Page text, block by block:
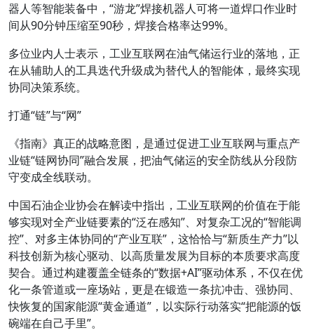
器人等智能装备中，“游龙”焊接机器人可将一道焊口作业时
间从90分钟压缩至90秒，焊接合格率达99%。
多位业内人士表示，工业互联网在油气储运行业的落地，正
在从辅助人的工具迭代升级成为替代人的智能体，最终实现
协同决策系统。
打通“链”与“网”
《指南》真正的战略意图，是通过促进工业互联网与重点产
业链“链网协同”融合发展，把油气储运的安全防线从分段防
守变成全线联动。
中国石油企业协会在解读中指出，工业互联网的价值在于能
够实现对全产业链要素的“泛在感知”、对复杂工况的“智能调
控”、对多主体协同的“产业互联”，这恰恰与“新质生产力”以
科技创新为核心驱动、以高质量发展为目标的本质要求高度
契合。通过构建覆盖全链条的“数据+AI”驱动体系，不仅在优
化一条管道或一座场站，更是在锻造一条抗冲击、强协同、
快恢复的国家能源“黄金通道”，以实际行动落实“把能源的饭
碗端在自己手里”。